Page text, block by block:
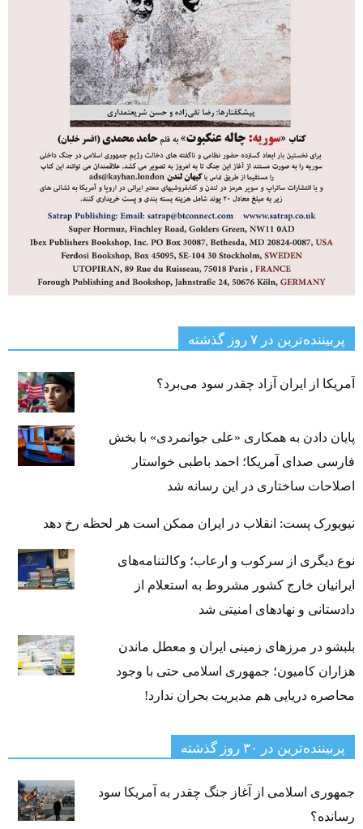
پربیننده‌ترین‌ در ۷ روز گذشته
آمریکا از ایران آزاد چقدر سود می‌برد؟
پایان دادن به همکاری «علی جوانمردی» با بخش
فارسی صدای آمریکا؛ احمد باطبی خواستار
اصلاحات ساختاری در این رسانه شد
نیویورک پست: انقلاب در ایران ممکن است هر لحظه رخ دهد
نوع دیگری از سرکوب و ارعاب؛ وکالتنامه‌های
ایرانیان خارج کشور مشروط به استعلام از
دادستانی و نهادهای امنیتی شد
بلبشو در مرزهای زمینی ایران و معطل ماندن
هزاران کامیون؛ جمهوری اسلامی حتی با وجود
محاصره دریایی هم مدیریت بحران ندارد!
پربیننده‌ترین‌ در ۳۰ روز گذشته
جمهوری اسلامی از آغاز جنگ چقدر به آمریکا سود
رسانده؟